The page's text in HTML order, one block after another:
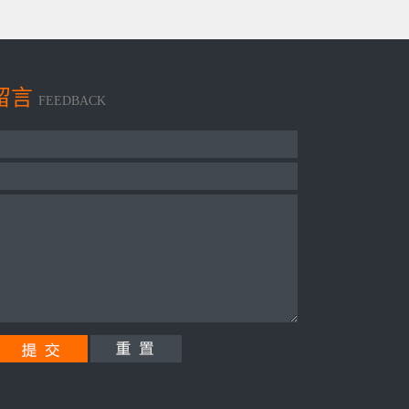
言 FEEDBACK